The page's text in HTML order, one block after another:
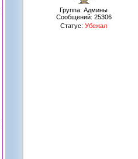
Группа: Админы
Сообщений: 25306
Статус: Убежал